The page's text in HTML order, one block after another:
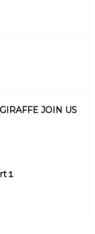
GIRAFFE JOIN US
１